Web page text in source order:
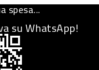
spesa...
su WhatsApp!